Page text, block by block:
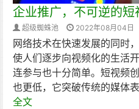
企业推广，不可逆的
超级蜘蛛池 2022年08月04日
网络技术在快速发展的同时
使人们逐步向视频化的生活
连参与也十分简单。短视频
也更低，它突破传统的媒体
全文